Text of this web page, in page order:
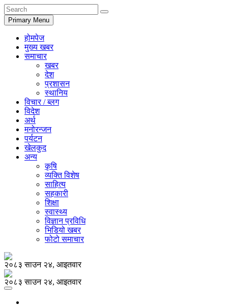
Primary Menu
होमपेज
मुख्य खबर
समाचार
खबर
देश
प्रशासन
स्थानिय
विचार / ब्लग
विदेश
अर्थ
मनोरन्जन
पर्यटन
खेलकुद
अन्य
कृषि
व्यक्ति विशेष
साहित्य
सहकारी
शिक्षा
स्वास्थ्य
विज्ञान प्रविधि
भिडियो खबर
फोटो समाचार
२०८३ साउन २४, आइतवार
२०८३ साउन २४, आइतवार